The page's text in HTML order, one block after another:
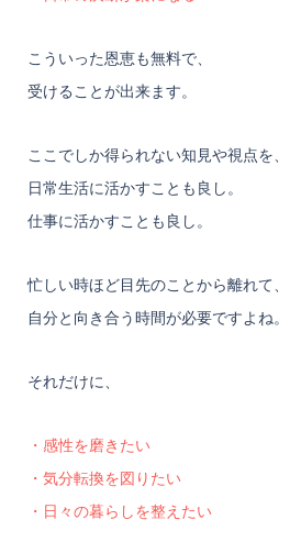
こういった恩恵も無料で、
受けることが出来ます。
ここでしか得られない知見や視点を、
日常生活に活かすことも良し。
仕事に活かすことも良し。
忙しい時ほど目先のことから離れて、
自分と向き合う時間が必要ですよね。
それだけに、
・感性を磨きたい
・気分転換を図りたい
・日々の暮らしを整えたい